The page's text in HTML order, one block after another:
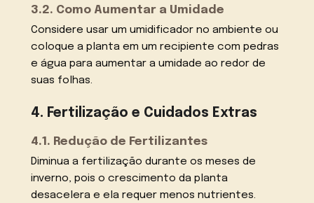
3.2. Como Aumentar a Umidade
Considere usar um umidificador no ambiente ou
coloque a planta em um recipiente com pedras
e água para aumentar a umidade ao redor de
suas folhas.
4. Fertilização e Cuidados Extras
4.1. Redução de Fertilizantes
Diminua a fertilização durante os meses de
inverno, pois o crescimento da planta
desacelera e ela requer menos nutrientes.